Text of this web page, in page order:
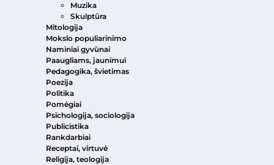
Muzika
Skulptūra
Mitologija
Mokslo populiarinimo
Naminiai gyvūnai
Paaugliams, jaunimui
Pedagogika, švietimas
Poezija
Politika
Pomėgiai
Psichologija, sociologija
Publicistika
Rankdarbiai
Receptai, virtuvė
Religija, teologija